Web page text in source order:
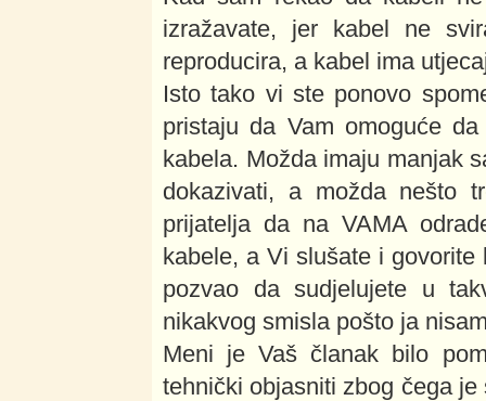
izražavate, jer kabel ne
reproducira, a kabel ima
Isto tako vi ste ponovo
pristaju da Vam omoguće
kabela. Možda imaju manjak
dokazivati, a možda nešto
prijatelja da na VAMA
kabele, a Vi slušate i
pozvao da sudjelujete u
nikakvog smisla pošto ja
Meni je Vaš članak bilo
tehnički objasniti zbog čega